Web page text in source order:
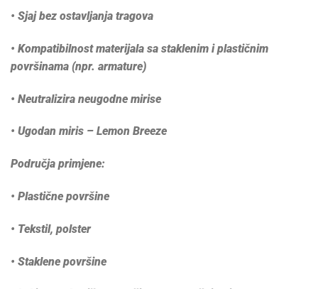
• Sjaj bez ostavljanja tragova
• Kompatibilnost materijala sa staklenim i plastičnim
površinama (npr. armature)
• Neutralizira neugodne mirise
• Ugodan miris – Lemon Breeze
Područja primjene:
• Plastične površine
• Tekstil, polster
• Staklene površine